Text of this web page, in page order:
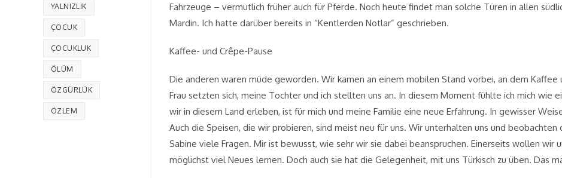
Fahrzeuge – vermutlich früher auch für Pferde. Noch heute findet man solche Türen in allen
Mardin. Ich hatte darüber bereits in “Kentlerden Notlar” geschrieben.
Kaffee- und Crêpe-Pause
Die anderen waren müde geworden. Wir kamen an einem mobilen Stand vorbei, an dem
Frau setzten sich, meine Tochter und ich stellten uns an. In diesem Moment fühlte ich mich wie
wir in diesem Land erleben, ist für mich und meine Familie eine neue Erfahrung. In gewisser
Auch die Speisen, die wir probieren, sind meist neu für uns. Wir unterhalten uns und
Sabine viele Fragen. Mir ist bewusst, wie sehr wir sie dabei beanspruchen. Einerseits wollen wir
möglichst viel Neues lernen. Doch auch sie hat die Gelegenheit, mit uns Türkisch zu üben. Das
YALNIZLIK
ÇOCUK
ÇOCUKLUK
ÖLÜM
ÖZGÜRLÜK
ÖZLEM